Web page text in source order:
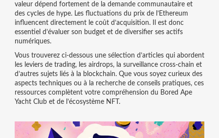
valeur dépend fortement de la demande communautaire et
des cycles de hype. Les fluctuations du prix de l’Ethereum
influencent directement le coût d’acquisition. Il est donc
essentiel d’évaluer son budget et de diversifier ses actifs
numériques.
Vous trouverez ci‑dessous une sélection d’articles qui abordent
les leviers de trading, les airdrops, la surveillance cross‑chain et
d’autres sujets liés à la blockchain. Que vous soyez curieux des
aspects techniques ou à la recherche de conseils pratiques, ces
ressources complètent votre compréhension du Bored Ape
Yacht Club et de l’écosystème NFT.